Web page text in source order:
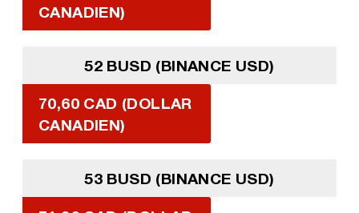
CANADIEN)
52 BUSD (BINANCE USD)
70,60 CAD (DOLLAR
CANADIEN)
53 BUSD (BINANCE USD)